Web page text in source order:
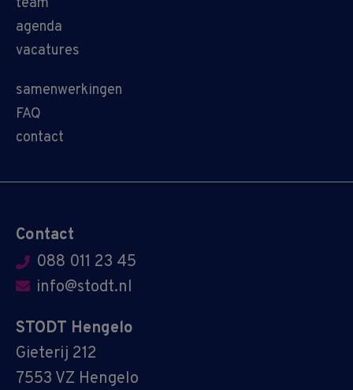
team
agenda
vacatures
samenwerkingen
FAQ
contact
Contact
088 011 23 45
info@stodt.nl
STODT Hengelo
Gieterij 212
7553 VZ Hengelo